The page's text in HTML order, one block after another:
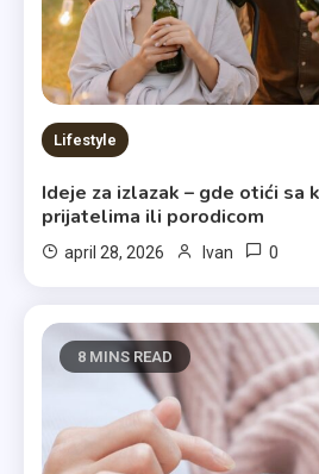
Lifestyle
Ideje za izlazak – gde otići sa
prijatelima ili porodicom
april 28, 2026 Ivan 0
8 MINS READ